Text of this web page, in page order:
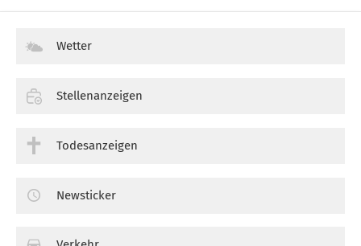
Wetter
Stellenanzeigen
Todesanzeigen
Newsticker